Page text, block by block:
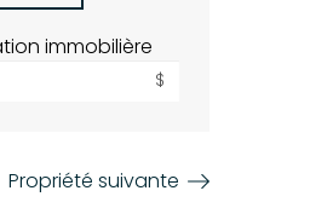
immobilière
$
Propriété suivante